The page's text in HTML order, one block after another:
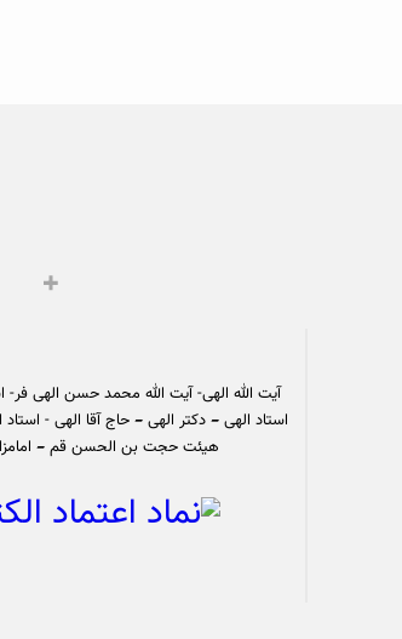
آیت الله الهی- آیت الله محمد حسن الهی
استاد الهی – دکتر الهی – حاج آقا الهی -
هیئت حجت بن الحسن قم –